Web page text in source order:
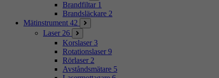
Brandfiltar 1
Brandsläckare 2
Mätinstrument 42
Laser 26
Korslaser 3
Rotationslaser 9
Rörlaser 2
Avståndsmätare 5